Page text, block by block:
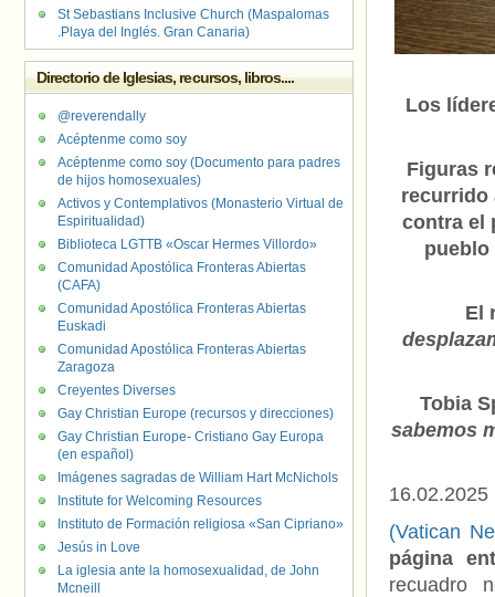
Los
Figuras
recurrido
contra el
pueblo
El
Tobia
sabemos
16.02.2025
(Vatican
página
recuadro
St Sebastians Inclusive Church (Maspalomas
.Playa del Inglés. Gran Canaria)
Directorio de Iglesias, recursos, libros....
@reverendally
Acéptenme como soy
Acéptenme como soy (Documento para padres
de hijos homosexuales)
Activos y Contemplativos (Monasterio Virtual de
Espiritualidad)
Biblioteca LGTTB «Oscar Hermes Villordo»
Comunidad Apostólica Fronteras Abiertas
(CAFA)
Comunidad Apostólica Fronteras Abiertas
Euskadi
Comunidad Apostólica Fronteras Abiertas
Zaragoza
Creyentes Diverses
Gay Christian Europe (recursos y direcciones)
Gay Christian Europe- Cristiano Gay Europa
(en español)
Imágenes sagradas de William Hart McNichols
Institute for Welcoming Resources
Instituto de Formación religiosa «San Cipriano»
Jesús in Love
La iglesia ante la homosexualidad, de John
Mcneill